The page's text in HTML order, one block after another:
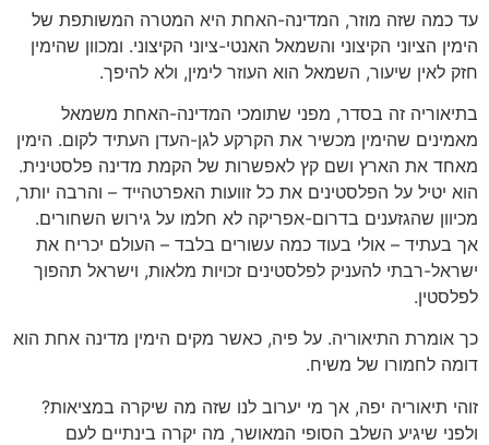
עד כמה שזה מוזר, המדינה-האחת היא המטרה המשותפת של
הימין הציוני הקיצוני והשמאל האנטי-ציוני הקיצוני. ומכוון שהימין
חזק לאין שיעור, השמאל הוא העוזר לימין, ולא להיפך.
בתיאוריה זה בסדר, מפני שתומכי המדינה-האחת משמאל
מאמינים שהימין מכשיר את הקרקע לגן-העדן העתיד לקום. הימין
מאחד את הארץ ושם קץ לאפשרות של הקמת מדינה פלסטינית.
הוא יטיל על הפלסטינים את כל זוועות האפרטהייד – והרבה יותר,
מכיוון שהגזענים בדרום-אפריקה לא חלמו על גירוש השחורים.
אך בעתיד – אולי בעוד כמה עשורים בלבד – העולם יכריח את
ישראל-רבתי להעניק לפלסטינים זכויות מלאות, וישראל תהפוך
לפלסטין.
כך אומרת התיאוריה. על פיה, כאשר מקים הימין מדינה אחת הוא
דומה לחמורו של משיח.
זוהי תיאוריה יפה, אך מי יערוב לנו שזה מה שיקרה במציאות?
ולפני שיגיע השלב הסופי המאושר, מה יקרה בינתיים לעם